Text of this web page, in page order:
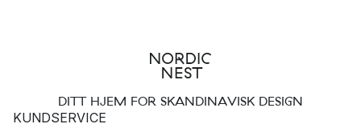
DITT HJEM FOR SKANDINAVISK DESIGN
KUNDSERVICE